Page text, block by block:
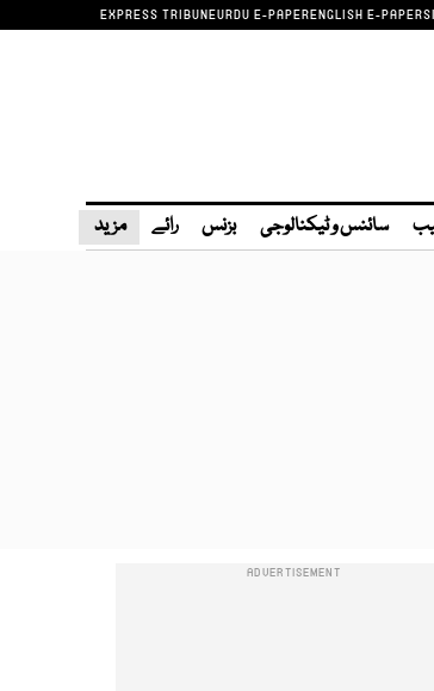
EXPRESS TRIBUNEURDU E-PAPERENGLISH E-PAPER
سائنس و ٹیکنالوجی بزنس رائے مزید